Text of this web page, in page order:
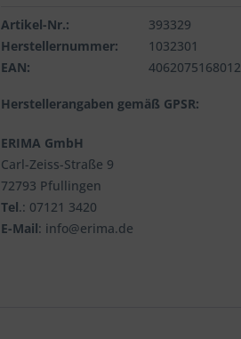
Artikel-Nr.:
393329
Herstellernummer:
1032301
EAN:
4062075168012
Herstellerangaben gemäß GPSR:
ERIMA GmbH
Carl-Zeiss-Straße 9
72793 Pfullingen
Tel.: 07121 3420
E-Mail: info@erima.de